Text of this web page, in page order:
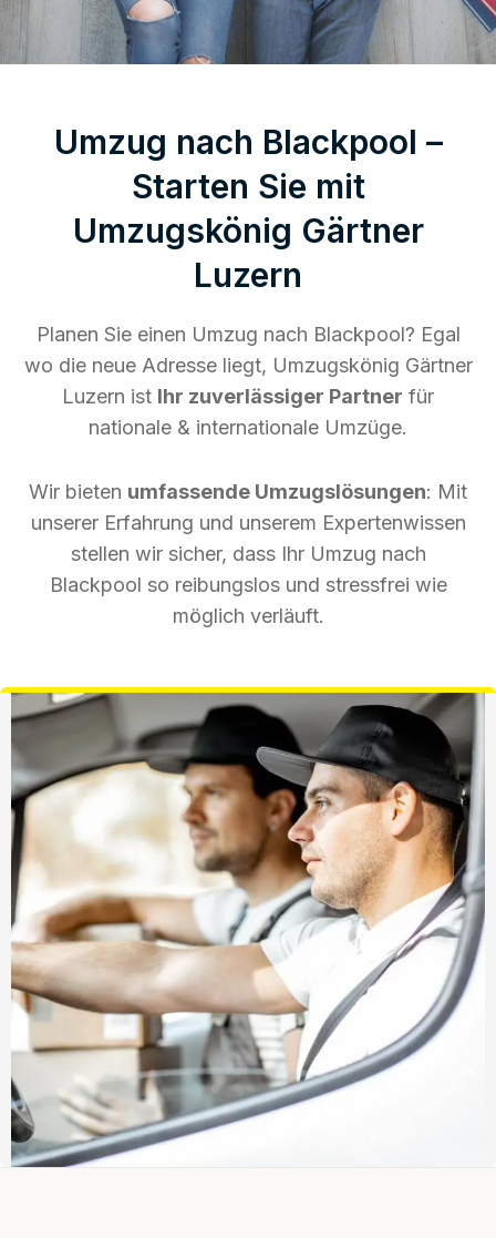
Umzug nach Blackpool –
Starten Sie mit
Umzugskönig Gärtner
Luzern
Planen Sie einen Umzug nach Blackpool? Egal
wo die neue Adresse liegt, Umzugskönig Gärtner
Luzern ist Ihr zuverlässiger Partner für
nationale & internationale Umzüge.
Wir bieten umfassende Umzugslösungen: Mit
unserer Erfahrung und unserem Expertenwissen
stellen wir sicher, dass Ihr Umzug nach
Blackpool so reibungslos und stressfrei wie
möglich verläuft.